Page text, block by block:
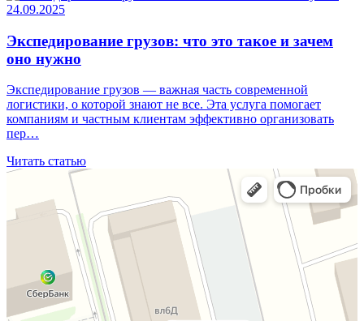
24.09.2025
Экспедирование грузов: что это такое и зачем
оно нужно
Экспедирование грузов — важная часть современной
логистики, о которой знают не все. Эта услуга помогает
компаниям и частным клиентам эффективно организовать
пер…
Читать статью